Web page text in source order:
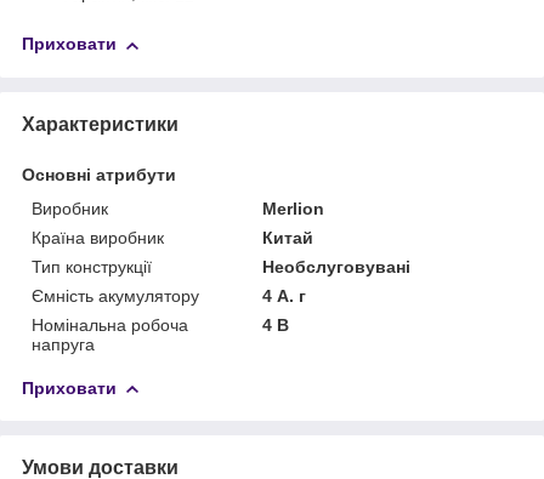
Приховати
Характеристики
Основні атрибути
Виробник
Merlion
Країна виробник
Китай
Тип конструкції
Необслуговувані
Ємність акумулятору
4 А. г
Номінальна робоча
напруга
4 В
Приховати
Умови доставки